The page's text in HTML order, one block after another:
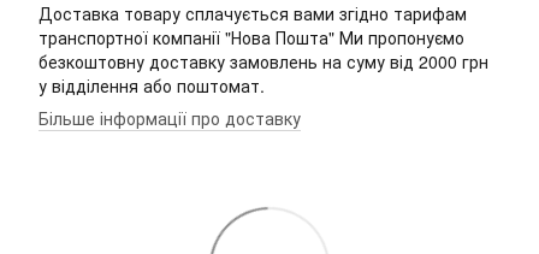
Доставка товару сплачується вами згідно тарифам
транспортної компанії "Нова Пошта" Ми пропонуємо
безкоштовну доставку замовлень на суму від 2000 грн
у відділення або поштомат.
Більше інформації про доставку